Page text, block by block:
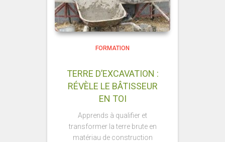
FORMATION
TERRE D’EXCAVATION :
RÉVÈLE LE BÂTISSEUR
EN TOI
Apprends à qualifier et
transformer la terre brute en
matériau de construction